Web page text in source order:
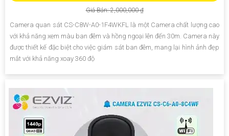
Giá Bán: 2,000,000 ₫
Camera quan sát CS-C8W-A0-1F4WKFL là một Camera chất lượng cao
với khả năng xem màu ban đêm và hồng ngoại lên đến 30m. Camera này
được thiết kế đặc biệt cho việc giám sát ban đêm, mang lại hình ảnh đẹp
mắt với khả năng xoay 360 độ